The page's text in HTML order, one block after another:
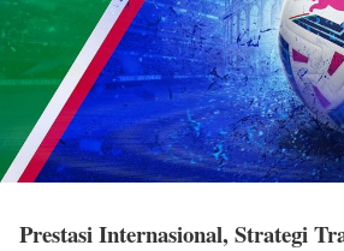
Prestasi Internasional, Strategi